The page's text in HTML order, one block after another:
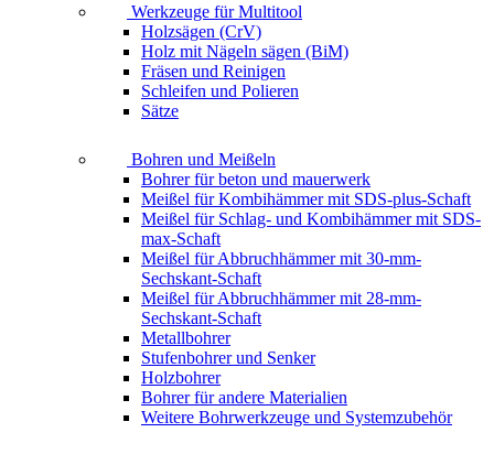
Werkzeuge für Multitool
Holzsägen (CrV)
Holz mit Nägeln sägen (BiM)
Fräsen und Reinigen
Schleifen und Polieren
Sätze
Bohren und Meißeln
Bohrer für beton und mauerwerk
Meißel für Kombihämmer mit SDS-plus-Schaft
Meißel für Schlag- und Kombihämmer mit SDS-
max-Schaft
Meißel für Abbruchhämmer mit 30-mm-
Sechskant-Schaft
Meißel für Abbruchhämmer mit 28-mm-
Sechskant-Schaft
Metallbohrer
Stufenbohrer und Senker
Holzbohrer
Bohrer für andere Materialien
Weitere Bohrwerkzeuge und Systemzubehör